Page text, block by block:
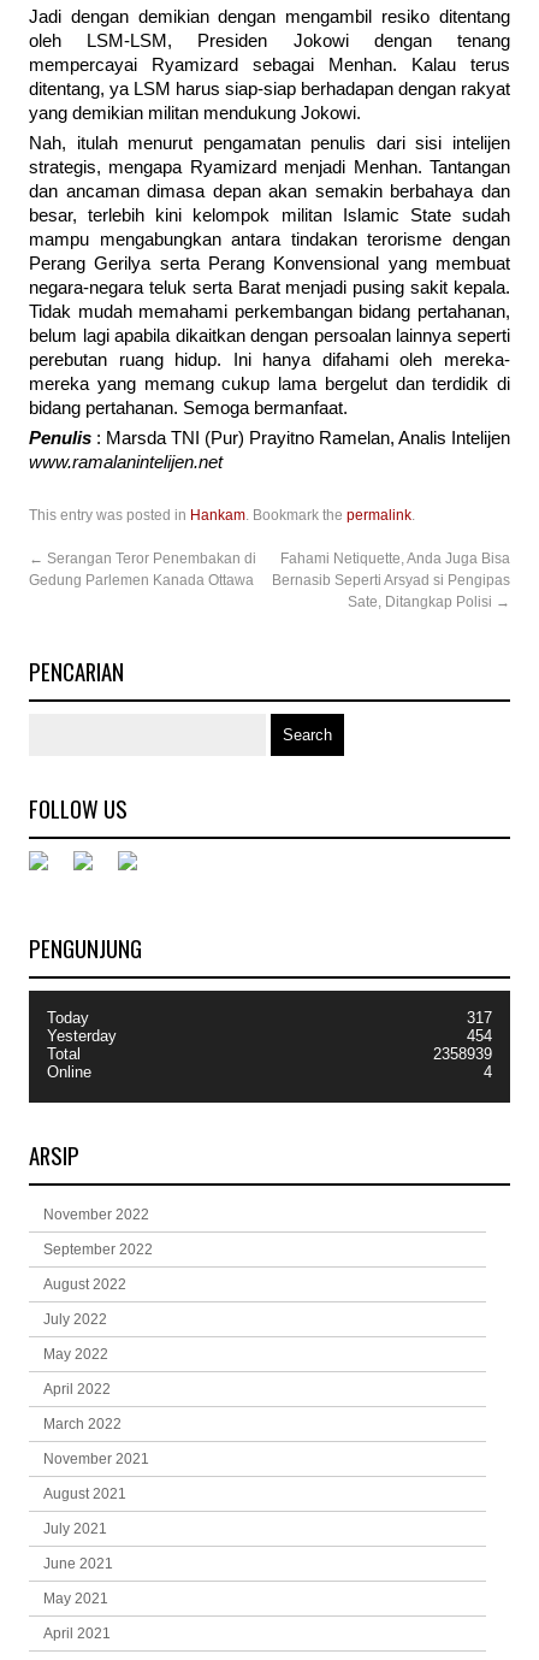
Jadi dengan demikian dengan mengambil resiko ditentang
oleh LSM-LSM, Presiden Jokowi dengan tenang
mempercayai Ryamizard sebagai Menhan. Kalau terus
ditentang, ya LSM harus siap-siap berhadapan dengan rakyat
yang demikian militan mendukung Jokowi.
Nah, itulah menurut pengamatan penulis dari sisi intelijen
strategis, mengapa Ryamizard menjadi Menhan. Tantangan
dan ancaman dimasa depan akan semakin berbahaya dan
besar, terlebih kini kelompok militan Islamic State sudah
mampu mengabungkan antara tindakan terorisme dengan
Perang Gerilya serta Perang Konvensional yang membuat
negara-negara teluk serta Barat menjadi pusing sakit kepala.
Tidak mudah memahami perkembangan bidang pertahanan,
belum lagi apabila dikaitkan dengan persoalan lainnya seperti
perebutan ruang hidup. Ini hanya difahami oleh mereka-
mereka yang memang cukup lama bergelut dan terdidik di
bidang pertahanan. Semoga bermanfaat.
Penulis : Marsda TNI (Pur) Prayitno Ramelan, Analis Intelijen
www.ramalanintelijen.net
This entry was posted in Hankam. Bookmark the permalink.
← Serangan Teror Penembakan di
Gedung Parlemen Kanada Ottawa
Fahami Netiquette, Anda Juga Bisa
Bernasib Seperti Arsyad si Pengipas
Sate, Ditangkap Polisi →
PENCARIAN
FOLLOW US
PENGUNJUNG
Today
Yesterday
Total
Online
317
454
2358939
4
ARSIP
November 2022
September 2022
August 2022
July 2022
May 2022
April 2022
March 2022
November 2021
August 2021
July 2021
June 2021
May 2021
April 2021